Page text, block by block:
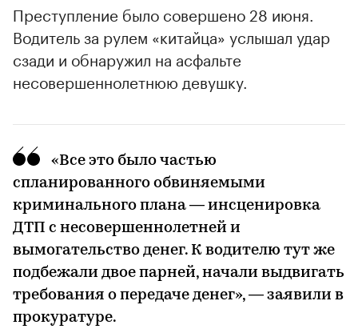
00:00 / 00:00
Преступление было совершено 28 июня.
Водитель за рулем «китайца» услышал удар
сзади и обнаружил на асфальте
несовершеннолетнюю девушку.
«Все это было частью
спланированного обвиняемыми
криминального плана — инсценировка
ДТП с несовершеннолетней и
вымогательство денег. К водителю тут же
подбежали двое парней, начали выдвигать
требования о передаче денег», — заявили в
прокуратуре.